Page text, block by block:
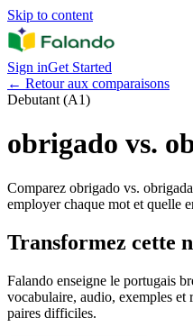
Skip to content
Sign inGet Started
← Retour aux comparaisons
Debutant (A1)
obrigado vs.
Comparez obrigado vs.
employer chaque mot et quelle
Transformez cette
Falando enseigne le portugais
vocabulaire, audio, exemples et
paires difficiles.